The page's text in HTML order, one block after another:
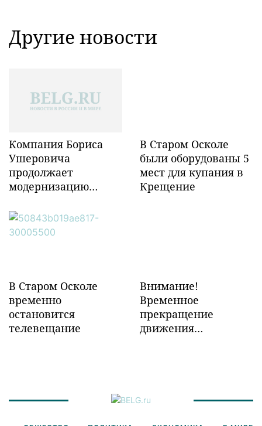
Другие новости
Компания Бориса
Ушеровича
продолжает
модернизацию
инфраструктуры в
Забайкалье
В Старом Осколе
были оборудованы 5
мест для купания в
Крещение
В Старом Осколе
временно
остановится
телевещание
Внимание!
Временное
прекращение
движения